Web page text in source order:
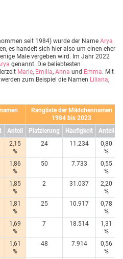
seit 1984) wurde der Name Arya
es handelt sich hier also um einen eher
Male vergeben wird. Im Jahr 2022
genannt. Die beliebtesten
Marie, Emilia, Anna und Emma. Mit
werden zum Beispiel die Namen Liliana,
Rangliste der Mädchennamen
1984 bis 2023
Anteil Platzierung Häufigkeit
Anteil
2,15
%
24 11.234
0,80
%
1,86
%
50 7.733
0,55
%
1,85
%
2 31.037
2,20
%
1,81
%
25 10.917
0,78
%
1,69
%
7 18.514
1,31
%
1,61
%
48 7.914
0,56
%